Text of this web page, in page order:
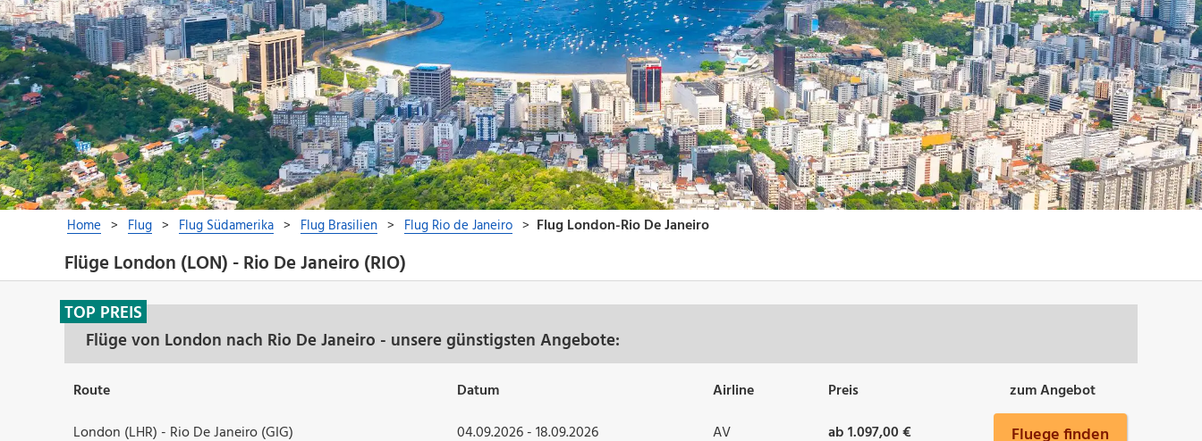
Flüge London (LON) - Rio De Janeiro (RIO)
Flüge von London nach Rio De Janeiro - unsere günstigsten Angebote:
TOP PREIS
Route Datum Airline Preis
zum Angebot
London (LHR) - Rio De Janeiro (GIG)
04.09.2026 - 18.09.2026 AV ab 1.097,00 € Fluege finden